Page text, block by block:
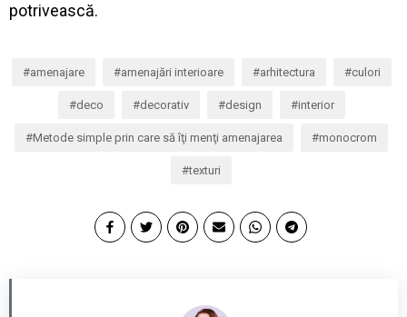
potrivească.
amenajare amenajări interioare arhitectura culori
deco decorativ design interior
Metode simple prin care să îţi menţi amenajarea monocrom
texturi